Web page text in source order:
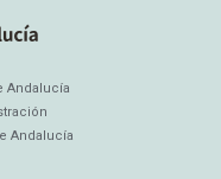
Andalucía
Andalucía